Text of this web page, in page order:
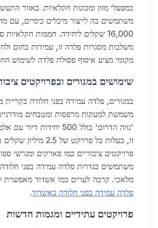
במפעלי מזון ומכונות חקלאיות. באזור
משתמשים בה לייצור מיכלים כימיים, עם
16,000 שקלים ליחידה. חממות
משלבות מסגרות פלדה זו, עמידות בחום
מקומי מציע איסוף פסולת פלדה לשימוש
שימושים במגורים ובפרויקטים
במגורים, פלדה עמידה בפני חלודה בקריית
משמשת למעקות מרפסות ומטבחים
'נווה הדרום' כולל 500 יחידות
זו, בעלות כל פרויקט של 2.5
פרויקטים ציבוריים כמו פארקים ומגרשי
משתמשים בגדרות פלדה עמידה בפני
מלאכי. קרבה לערים כמו אשדוד מאפשרת
פלדה עמידה בפני חלודה באשדוד.
פרויקטים עתידיים ומגמות חדשות